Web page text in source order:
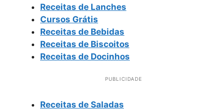
Receitas de Lanches
Cursos Grátis
Receitas de Bebidas
Receitas de Biscoitos
Receitas de Docinhos
PUBLICIDADE
Receitas de Saladas